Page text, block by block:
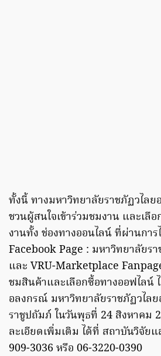
ทั้งนี้ ทางมหาวิทยาลัยราชภัฏวไล
ชวนผู้สนใจเข้าร่วมชมงาน และเลื
งานทั้ง ช่องทางออนไลน์ ที่ผ่านกา
Facebook Page : มหาวิทยาลัยร
และ VRU-Marketplace
ชมสินค้าและเลือกซื้อทางออฟไลน์
อลงกรณ์ มหาวิทยาลัยราชภัฏวไล
ราชูปถัมภ์ ในวันพุธที่ 24 สิงหาคม
ละเอียดเพิ่มเติม ได้ที่ สถาบันวิจัย
909-3036 หรือ 06-3220-0390